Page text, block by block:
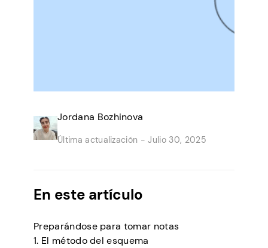
Jordana Bozhinova
Última actualización - Julio 30, 2025
En este artículo
Preparándose para tomar notas
1. El método del esquema